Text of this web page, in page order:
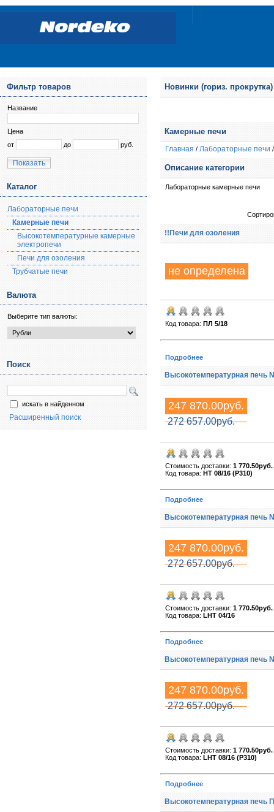
Новинки (гориз. прокрутка)
247 870.00руб.
печь Nabertherm LHT
Камерные печи
Главная / Лабораторные печи
Описание категории
Лабораторные камерные печи
!!Печи для озоления
не определена
Код товара: ПЛ 5/18
Подробнее
Высокотемпературная печь
247 870.00руб.
272 657.00руб.
Стоимость доставки: 1 770.50руб.
Код товара: HT 08/16 (P310)
Подробнее
Высокотемпературная печь
247 870.00руб.
272 657.00руб.
Стоимость доставки: 1 770.50руб.
Код товара: LHT 04/16
Подробнее
Высокотемпературная печь
247 870.00руб.
272 657.00руб.
Стоимость доставки: 1 770.50руб.
Код товара: LHT 08/16 (P310)
Подробнее
Высокотемпературная печь
Фильтр товаров
Название
Цена
от
до руб.
Показать
Каталог
Лабораторные печи
Камерные печи
Высокотемпературные камерные
электропечи
Печи для озоления
Трубчатые печи
Валюта
Выберите тип валюты:
Поиск
искать в найденном
Расширенный поиск